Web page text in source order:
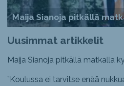
Maija Sianoja pitkällä
Uusimmat artikkelit
Maija Sianoja pitkällä matkalla
”Koulussa ei tarvitse enää